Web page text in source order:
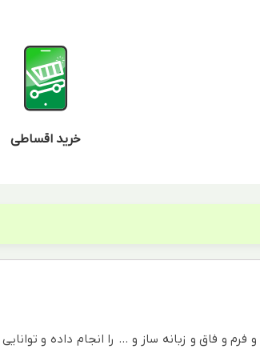
خرید اقساطی
و فاق و زبانه ساز و … را انجام داده و